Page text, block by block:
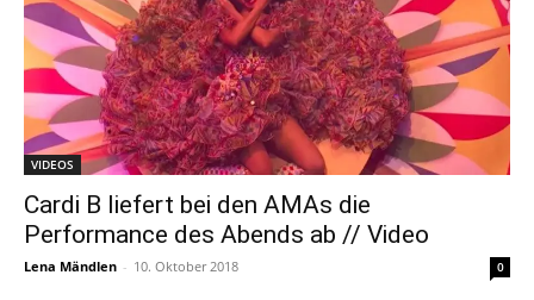
VIDEOS
Cardi B liefert bei den AMAs die
Performance des Abends ab // Video
Lena Mändlen - 10. Oktober 2018 0